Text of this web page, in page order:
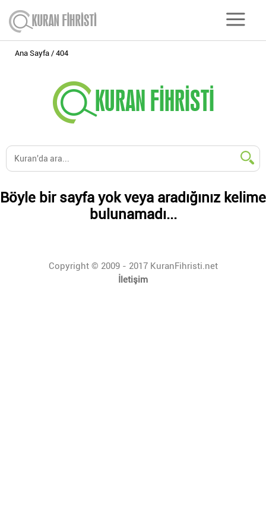
Ana Sayfa 404
Böyle bir sayfa yok veya aradığınız kelime
bulunamadı...
Copyright © 2009 - 2017 KuranFihristi.net
İletişim